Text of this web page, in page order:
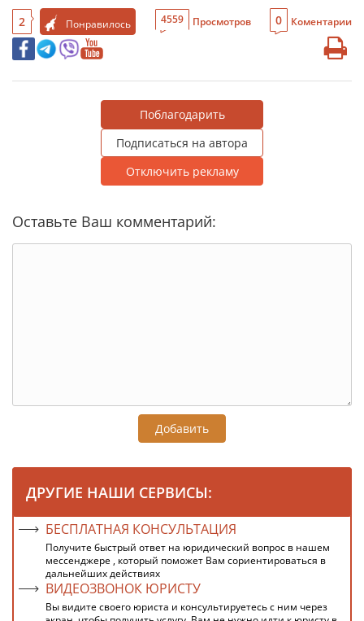
2 Понравилось 4559 Просмотров 0 Коментарии
Поблагодарить
Подписаться на автора
Отключить рекламу
Оставьте Ваш комментарий:
Добавить
ДРУГИЕ НАШИ СЕРВИСЫ:
БЕСПЛАТНАЯ КОНСУЛЬТАЦИЯ
Получите быстрый ответ на юридический вопрос в нашем
мессенджере , который поможет Вам сориентироваться в
дальнейших действиях
ВИДЕОЗВОНОК ЮРИСТУ
Вы видите своего юриста и консультируетесь с ним через